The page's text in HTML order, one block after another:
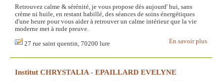
Retrouvez calme & sérénité, je vous propose dès aujourd' hui, sans
crème ni huile, en restant habillé, des séances de soins énergétiques
d'une heure pour vous aider à retrouver un calme intérieur que la vie
moderne met à rude preuve.
En savoir plus
27 rue saint quentin, 70200 lure
Institut CHRYSTALIA - EPAILLARD EVELYNE